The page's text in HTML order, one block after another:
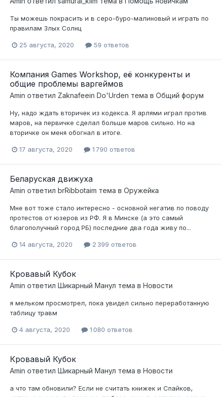
Ты можешь покрасить и в серо-буро-малиновый и играть по
правилам Злых Солнц
25 августа, 2020 59 ответов
Компания Games Workshop, её конкуренты и
общие проблемы варгеймов
Amin ответил Zaknafeein Do'Urden тема в Общий форум
Ну, надо ждать вторичек из кодекса. Я арлями играл против
маров, на первичке сделал больше маров сильно. Но на
вторичке он меня обогнал в итоге.
17 августа, 2020 1 790 ответов
Беларуская движуха
Amin ответил brRibbotaim тема в Оружейка
Мне вот тоже стало интересно - основной негатив по поводу
протестов от юзеров из РФ. Я в Минске (а это самый
благополучный город РБ) последние два года живу по...
14 августа, 2020 2 399 ответов
Кровавый Кубок
Amin ответил Шикарный Манул тема в Новости
я мельком просмотрел, пока увидел сильно переработанную
таблицу травм
4 августа, 2020 1 080 ответов
Кровавый Кубок
Amin ответил Шикарный Манул тема в Новости
а что там обновили? Если не считать книжек и Спайков,